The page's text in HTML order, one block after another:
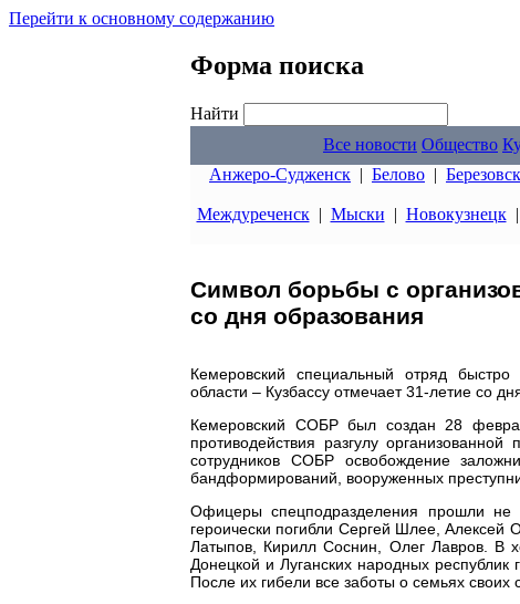
Перейти к основному содержанию
Форма поиска
Найти
Все новости Общество
Анжеро-Судженск | Белово |
Междуреченск| Мыски | Новокузнецк|
Символ борьбы с
со дня образования
Кемеровский специальный отряд
области – Кузбассу отмечает 31-летие со
Кемеровский СОБР был создан 28
противодействия разгулу
сотрудников СОБР освобождение
бандформирований, вооруженных
Офицеры спецподразделения прошли не
героически погибли Сергей Шлее,
Латыпов, Кирилл Соснин, Олег Лавров. В
Донецкой и Луганских народных
После их гибели все заботы о семьях